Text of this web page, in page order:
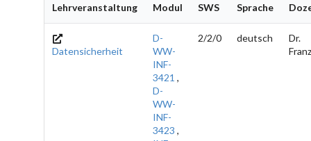
Lehrveranstaltung Modul SWS Sprache
Datensicherheit
D-
WW-
INF-
3421 ,
D-
WW-
INF-
3423 ,
2/2/0 deutsch
Dr.
Franz